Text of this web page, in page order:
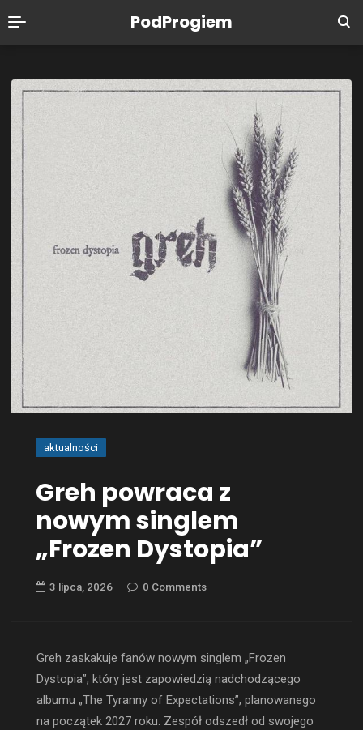
PodProgiem
aktualności
Greh powraca z
nowym singlem
„Frozen Dystopia”
3 lipca, 2026 0 Comments
Greh zaskakuje fanów nowym singlem „Frozen
Dystopia”, który jest zapowiedzią nadchodzącego
albumu „The Tyranny of Expectations”, planowanego
na początek 2027 roku. Zespół odszedł od swojego